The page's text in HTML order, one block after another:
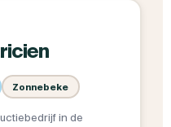
Zonnebeke
in de